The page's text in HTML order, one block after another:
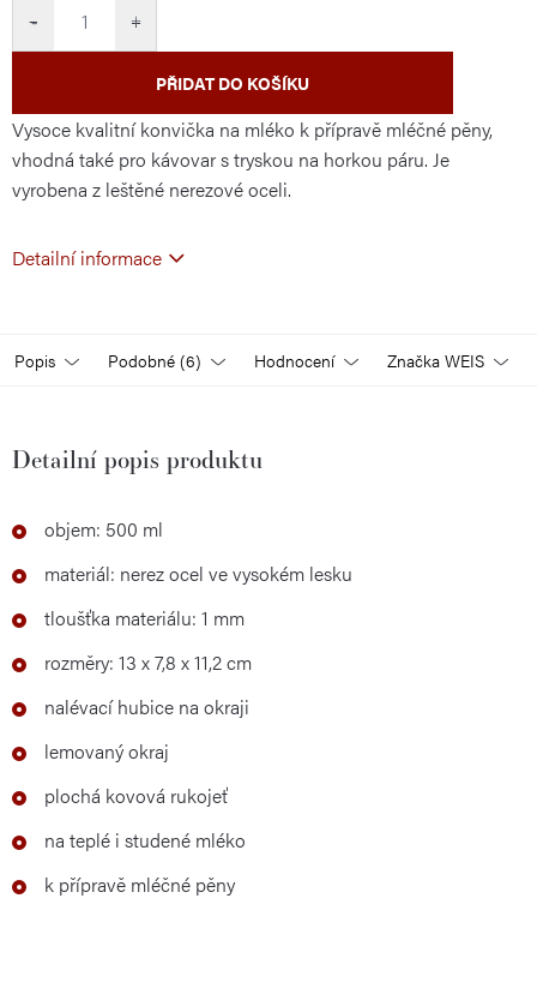
+
−
PŘIDAT DO KOŠÍKU
Vysoce kvalitní konvička na mléko k přípravě mléčné pěny,
vhodná také pro kávovar s tryskou na horkou páru. Je
vyrobena z leštěné nerezové oceli.
Detailní informace
Popis Podobné (6) Hodnocení Značka WEIS
Detailní popis produktu
objem: 500 ml
materiál: nerez ocel ve vysokém lesku
tloušťka materiálu: 1 mm
rozměry: 13 x 7,8 x 11,2 cm
nalévací hubice na okraji
lemovaný okraj
plochá kovová rukojeť
na teplé i studené mléko
k přípravě mléčné pěny